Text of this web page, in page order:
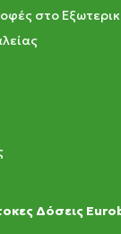
στο
Δόσεις